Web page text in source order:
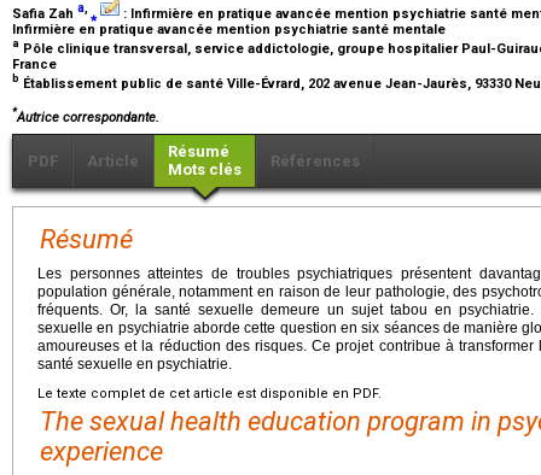
Safia Zah a,⁎ : Infirmière en pratique avancée mention psychiatrie santé
Infirmière en pratique avancée mention psychiatrie santé mentale
a Pôle clinique transversal, service addictologie, groupe hospitalier Paul-
France
b Établissement public de santé Ville-Évrard, 202 avenue Jean-Jaurès, 93330
*Autrice correspondante.
PDF Article
Résumé
Mots clés
Références
Résumé
Les personnes atteintes de troubles psychiatriques présentent
population générale, notamment en raison de leur pathologie, des
fréquents. Or, la santé sexuelle demeure un sujet tabou en
sexuelle en psychiatrie aborde cette question en six séances de manière
amoureuses et la réduction des risques. Ce projet contribue à
santé sexuelle en psychiatrie.
Le texte complet de cet article est disponible en PDF.
The sexual health education program in
experience